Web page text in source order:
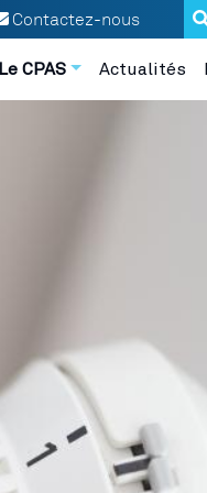
Contactez-nous
Le CPAS Actualités